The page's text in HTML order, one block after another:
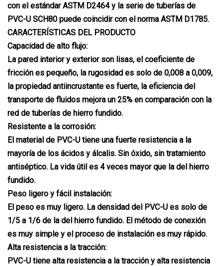
con el estándar ASTM D2464 y la serie de tuberías de
PVC-U SCH80 puede coincidir con el norma ASTM D1785.
CARACTERÍSTICAS DEL PRODUCTO
Capacidad de alto flujo:
La pared interior y exterior son lisas, el coeficiente de
fricción es pequeño, la rugosidad es solo de 0,008 a 0,009,
la propiedad antiincrustante es fuerte, la eficiencia del
transporte de fluidos mejora un 25% en comparación con la
red de tuberías de hierro fundido.
Resistente a la corrosión:
El material de PVC-U tiene una fuerte resistencia a la
mayoría de los ácidos y álcalis. Sin óxido, sin tratamiento
antiséptico. La vida útil es 4 veces mayor que la del hierro
fundido.
Peso ligero y fácil instalación:
El peso es muy ligero. La densidad del PVC-U es solo de
1/5 a 1/6 de la del hierro fundido. El método de conexión
es muy simple y el proceso de instalación es muy rápido.
Alta resistencia a la tracción:
PVC-U tiene alta resistencia a la tracción y alta resistencia